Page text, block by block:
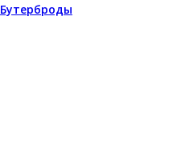
Бутерброды